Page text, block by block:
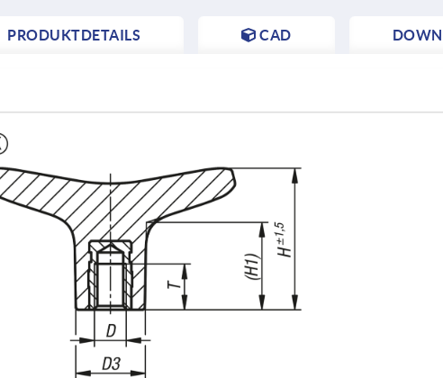
PRODUKTDETAILS CAD